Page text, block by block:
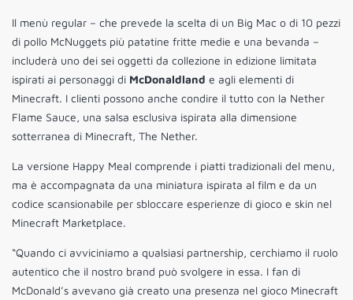
Il menù regular – che prevede la scelta di un Big Mac o di 10 pezzi
di pollo McNuggets più patatine fritte medie e una bevanda –
includerà uno dei sei oggetti da collezione in edizione limitata
ispirati ai personaggi di McDonaldland e agli elementi di
Minecraft. I clienti possono anche condire il tutto con la Nether
Flame Sauce, una salsa esclusiva ispirata alla dimensione
sotterranea di Minecraft, The Nether.
La versione Happy Meal comprende i piatti tradizionali del menu,
ma è accompagnata da una miniatura ispirata al film e da un
codice scansionabile per sbloccare esperienze di gioco e skin nel
Minecraft Marketplace.
“Quando ci avviciniamo a qualsiasi partnership, cerchiamo il ruolo
autentico che il nostro brand può svolgere in essa. I fan di
McDonald’s avevano già creato una presenza nel gioco Minecraft